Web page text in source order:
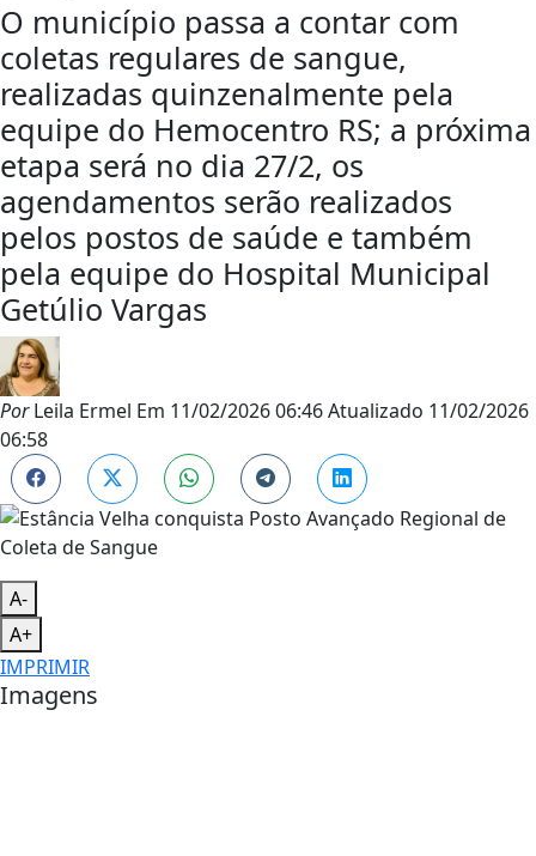
O município passa a contar com
coletas regulares de sangue,
realizadas quinzenalmente pela
equipe do Hemocentro RS; a próxima
etapa será no dia 27/2, os
agendamentos serão realizados
pelos postos de saúde e também
pela equipe do Hospital Municipal
Getúlio Vargas
PorLeila Ermel Em 11/02/2026 06:46Atualizado 11/02/2026
06:58
A-
A+
IMPRIMIR
Imagens